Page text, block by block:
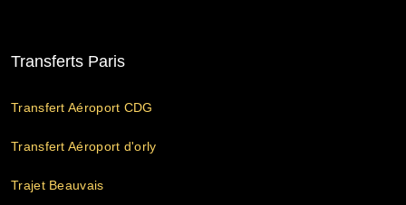
Transferts Paris
Transfert Aéroport CDG
Transfert Aéroport d'orly
Trajet Beauvais